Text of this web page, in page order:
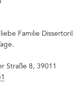
Familie Dissertori!
Straße 8, 39011